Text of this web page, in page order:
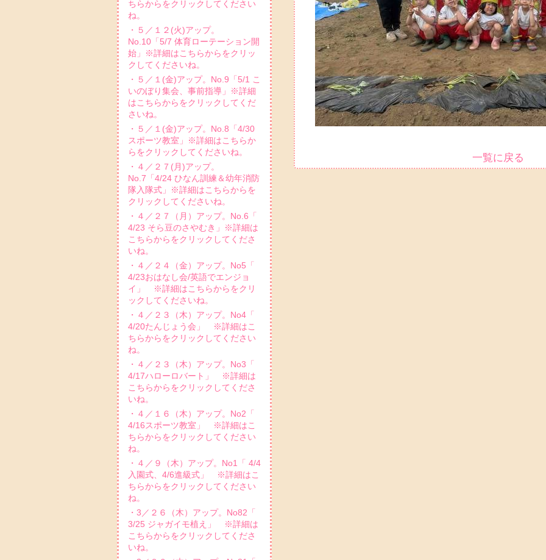
ちらからをクリックしてください
ね。
・５／１２(火)アップ。
No.10「5/7 体育ローテーション開
始」※詳細はこちらからをクリッ
クしてくださいね。
・５／１(金)アップ。No.9「5/1 こ
いのぼり集会、事前指導」※詳細
はこちらからをクリックしてくだ
さいね。
・５／１(金)アップ。No.8「4/30
スポーツ教室」※詳細はこちらか
らをクリックしてくださいね。
・４／２７(月)アップ。
No.7「4/24 ひなん訓練＆幼年消防
隊入隊式」※詳細はこちらからを
クリックしてくださいね。
・４／２７（月）アップ。No.6「
4/23 そら豆のさやむき」※詳細は
こちらからをクリックしてくださ
いね。
・４／２４（金）アップ。No5「
4/23おはなし会/英語でエンジョ
イ」 ※詳細はこちらからをクリ
ックしてくださいね。
・４／２３（木）アップ。No4「
4/20たんじょう会」 ※詳細はこ
ちらからをクリックしてください
ね。
・４／２３（木）アップ。No3「
4/17ハローロバート」 ※詳細は
こちらからをクリックしてくださ
いね。
・４／１６（木）アップ。No2「
4/16スポーツ教室」 ※詳細はこ
ちらからをクリックしてください
ね。
・４／９（木）アップ。No1「 4/4
入園式、4/6進級式」 ※詳細はこ
ちらからをクリックしてください
ね。
・3／２６（木）アップ。No82「
3/25 ジャガイモ植え」 ※詳細は
こちらからをクリックしてくださ
いね。
一覧に戻る